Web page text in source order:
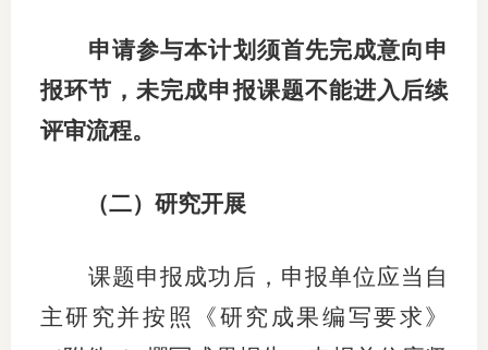
申请参与本计划须首先完成意向申
报环节，未完成申报课题不能进入后续
评审流程。
（二） 研究开展
课题申报成功后， 申报单位应当 自
主研究并按照《研究成果编写要求》